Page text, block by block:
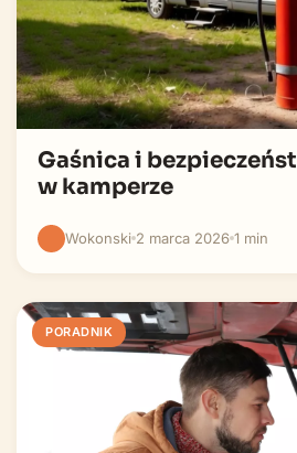
Gaśnica i
w kamperze
Wokonski 2 marca 2026 1 min
PORADNIK